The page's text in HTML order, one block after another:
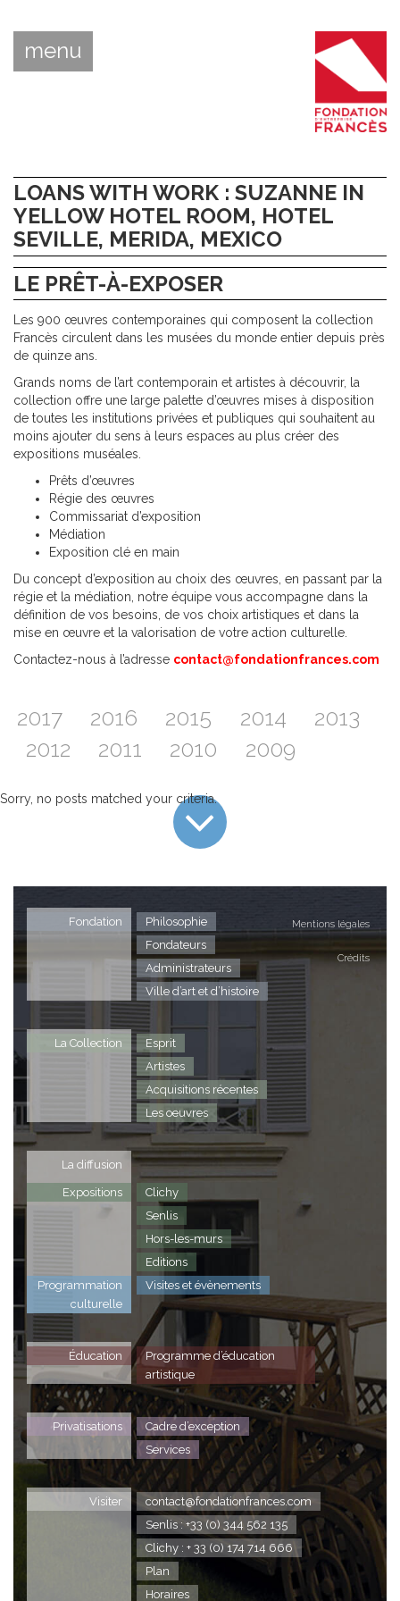
menu
LOANS WITH WORK : SUZANNE IN
YELLOW HOTEL ROOM, HOTEL
SEVILLE, MERIDA, MEXICO
LE PRÊT-À-EXPOSER
Les 900 œuvres contemporaines qui composent la collection
Francès circulent dans les musées du monde entier depuis près
de quinze ans.
Grands noms de l’art contemporain et artistes à découvrir, la
collection offre une large palette d’œuvres mises à disposition
de toutes les institutions privées et publiques qui souhaitent au
moins ajouter du sens à leurs espaces au plus créer des
expositions muséales.
Prêts d’œuvres
Régie des œuvres
Commissariat d’exposition
Médiation
Exposition clé en main
Du concept d’exposition au choix des œuvres, en passant par la
régie et la médiation, notre équipe vous accompagne dans la
définition de vos besoins, de vos choix artistiques et dans la
mise en œuvre et la valorisation de votre action culturelle.
Contactez-nous à l’adresse contact@fondationfrances.com
2017 2016 2015 2014
2013
2012
2011 2010 2009
Sorry, no posts matched your criteria.
Mentions légales
Crédits
Fondation
Philosophie
Fondateurs
Administrateurs
Ville d’art et d’histoire
La Collection
Esprit
Artistes
Acquisitions récentes
Les oeuvres
La diffusion
Expositions
Clichy
Senlis
Hors-les-murs
Editions
Programmation
culturelle
Visites et évènements
Éducation
Programme d’éducation
artistique
Privatisations
Cadre d’exception
Services
Visiter
contact@fondationfrances.com
Senlis : +33 (0) 344 562 135
Clichy : + 33 (0) 174 714 666
Plan
Horaires